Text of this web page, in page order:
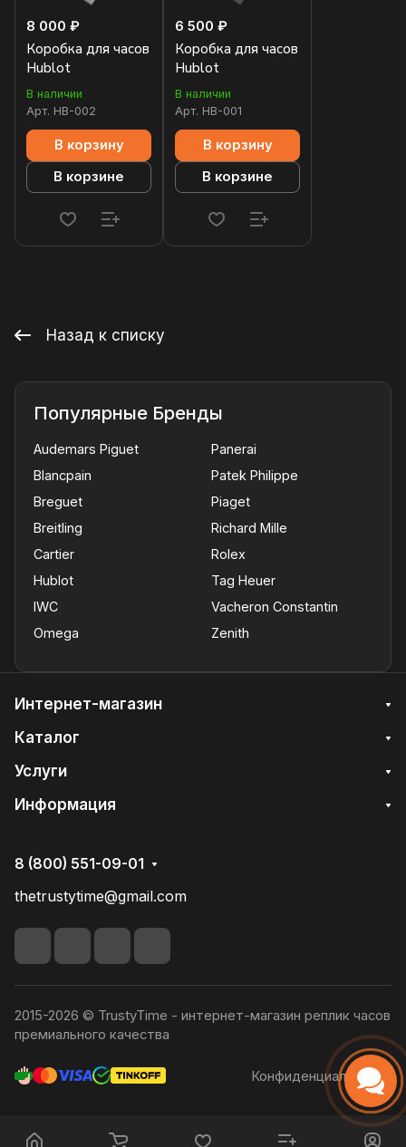
8 000 ₽
Коробка для часов
Hublot
В наличии
Арт. HB-002
В корзину
В корзине
6 500 ₽
Коробка для часов
Hublot
В наличии
Арт. HB-001
В корзину
В корзине
Назад к списку
Популярные Бренды
Audemars Piguet
Blancpain
Breguet
Breitling
Cartier
Hublot
IWC
Omega
Panerai
Patek Philippe
Piaget
Richard Mille
Rolex
Tag Heuer
Vacheron Constantin
Zenith
Интернет-магазин
Каталог
Услуги
Информация
8 (800) 551-09-01
thetrustytime@gmail.com
2015-2026 © TrustyTime - интернет-магазин реплик часов
премиального качества
Конфиденциальность